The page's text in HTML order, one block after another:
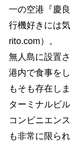
一の空港『慶
行機好きには
rito.com）。
無人島に設置
港内で食事を
もそも存在しま
ターミナルビ
コンビニエン
も非常に限ら